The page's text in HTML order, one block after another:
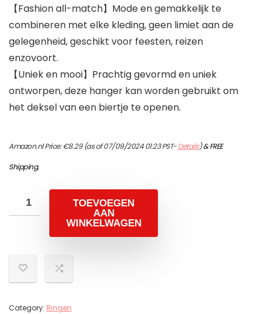
【Fashion all-match】Mode en gemakkelijk te
combineren met elke kleding, geen limiet aan de
gelegenheid, geschikt voor feesten, reizen
enzovoort.
【Uniek en mooi】Prachtig gevormd en uniek
ontworpen, deze hanger kan worden gebruikt om
het deksel van een biertje te openen.
Amazon.nl Price:€8.29(as of 07/09/2024 01:23 PST-Details)&FREE
Shipping.
TOEVOEGEN
AAN
WINKELWAGEN
Category: Ringen